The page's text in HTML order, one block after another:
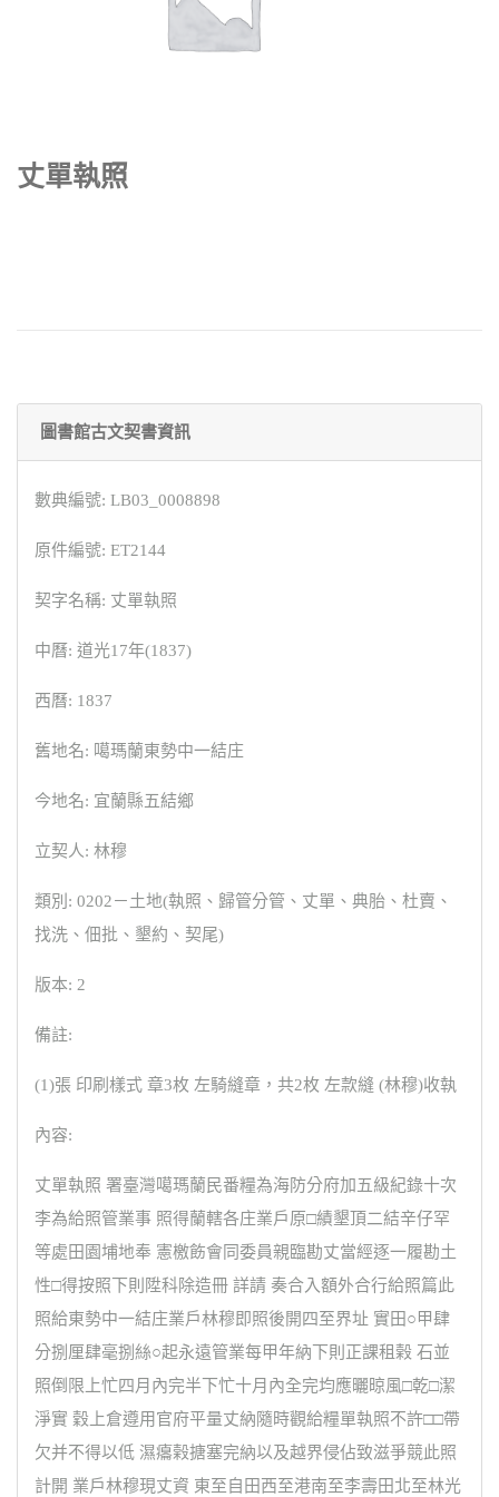
丈單執照
圖書館古文契書資訊
數典編號: LB03_0008898
原件編號: ET2144
契字名稱: 丈單執照
中曆: 道光17年(1837)
西曆: 1837
舊地名: 噶瑪蘭東勢中一結庄
今地名: 宜蘭縣五結鄉
立契人: 林穆
類別: 0202－土地(執照、歸管分管、丈單、典胎、杜賣、
找洗、佃批、墾約、契尾)
版本: 2
備註:
(1)張 印刷樣式 章3枚 左騎縫章，共2枚 左款縫 (林穆)收執
內容:
丈單執照 署臺灣噶瑪蘭民番糧為海防分府加五級紀錄十次
李為給照管業事 照得蘭轄各庄業戶原□績墾頂二結辛仔罕
等處田園埔地奉 憲檄飭會同委員親臨勘丈當經逐一履勘土
性□得按照下則陞科除造冊 詳請 奏合入額外合行給照篇此
照給東勢中一結庄業戶林穆即照後開四至界址 實田○甲肆
分捌厘肆毫捌絲○起永遠管業每甲年納下則正課租榖 石並
照倒限上忙四月內完半下忙十月內全完均應曬晾風□乾□潔
淨實 穀上倉遵用官府平量丈納隨時觀給糧單執照不許□□帶
欠并不得以低 濕癟榖搪塞完納以及越界侵佔致滋爭競此照
計開 業戶林穆現丈資 東至自田西至港南至李壽田北至林光